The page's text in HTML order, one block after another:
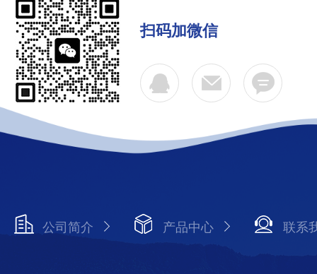
扫码加微信
公司简介 产品中心 联系